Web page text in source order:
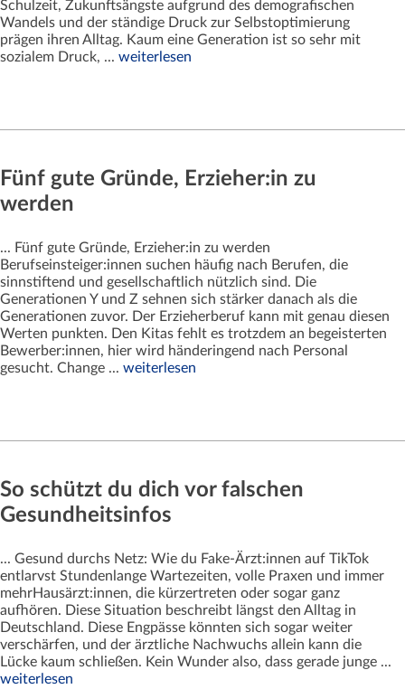
Schulzeit, Zukunftsängste aufgrund des demografischen
Wandels und der ständige Druck zur Selbstoptimierung
prägen ihren Alltag. Kaum eine Generation ist so sehr mit
sozialem Druck, ... weiterlesen
Fünf gute Gründe, Erzieher:in zu
werden
... Fünf gute Gründe, Erzieher:in zu werden
Berufseinsteiger:innen suchen häufig nach Berufen, die
sinnstiftend und gesellschaftlich nützlich sind. Die
Generationen Y und Z sehnen sich stärker danach als die
Generationen zuvor. Der Erzieherberuf kann mit genau diesen
Werten punkten. Den Kitas fehlt es trotzdem an begeisterten
Bewerber:innen, hier wird händeringend nach Personal
gesucht. Change ... weiterlesen
So schützt du dich vor falschen
Gesundheitsinfos
... Gesund durchs Netz: Wie du Fake-Ärzt:innen auf TikTok
entlarvst Stundenlange Wartezeiten, volle Praxen und immer
mehrHausärzt:innen, die kürzertreten oder sogar ganz
aufhören. Diese Situation beschreibt längst den Alltag in
Deutschland. Diese Engpässe könnten sich sogar weiter
verschärfen, und der ärztliche Nachwuchs allein kann die
Lücke kaum schließen. Kein Wunder also, dass gerade junge ...
weiterlesen